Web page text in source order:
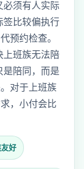
必须有人实际
签比较偏执行
预约检查。
上班族无法陪
是陪同，而是
对于上班族
，小付会比
友好